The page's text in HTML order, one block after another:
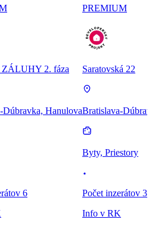
2. fáza
Dúbravka, Hanulova
6
PREMIUM
Saratovská 22
Bratislava-
Byty, Priestory
Počet inzerátov 3
Info v RK